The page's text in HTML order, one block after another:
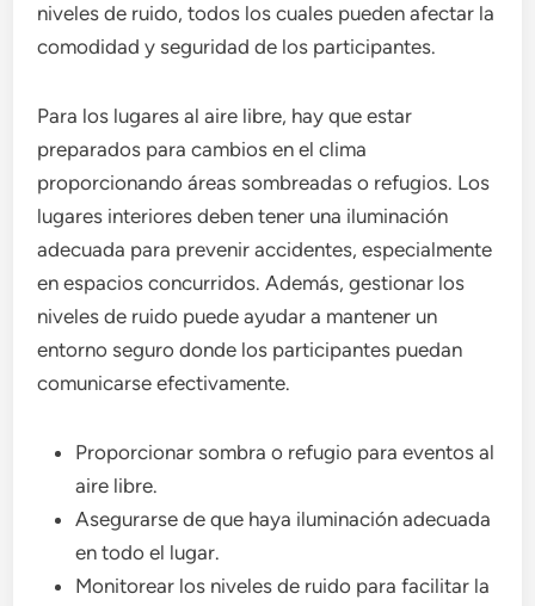
niveles de ruido, todos los cuales pueden afectar la
comodidad y seguridad de los participantes.
Para los lugares al aire libre, hay que estar
preparados para cambios en el clima
proporcionando áreas sombreadas o refugios. Los
lugares interiores deben tener una iluminación
adecuada para prevenir accidentes, especialmente
en espacios concurridos. Además, gestionar los
niveles de ruido puede ayudar a mantener un
entorno seguro donde los participantes puedan
comunicarse efectivamente.
Proporcionar sombra o refugio para eventos al
aire libre.
Asegurarse de que haya iluminación adecuada
en todo el lugar.
Monitorear los niveles de ruido para facilitar la